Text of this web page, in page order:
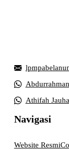
Athifah
Navigasi
Website Resmi